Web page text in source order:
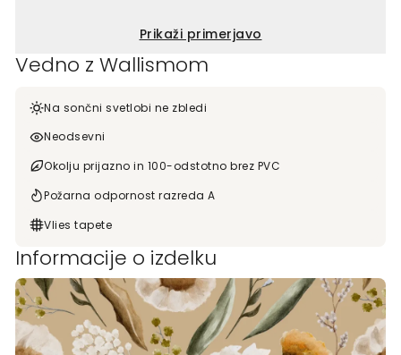
Prikaži primerjavo
Vedno z Wallismom
Na sončni svetlobi ne zbledi
Neodsevni
Okolju prijazno in 100-odstotno brez PVC
Požarna odpornost razreda A
Vlies tapete
Informacije o izdelku